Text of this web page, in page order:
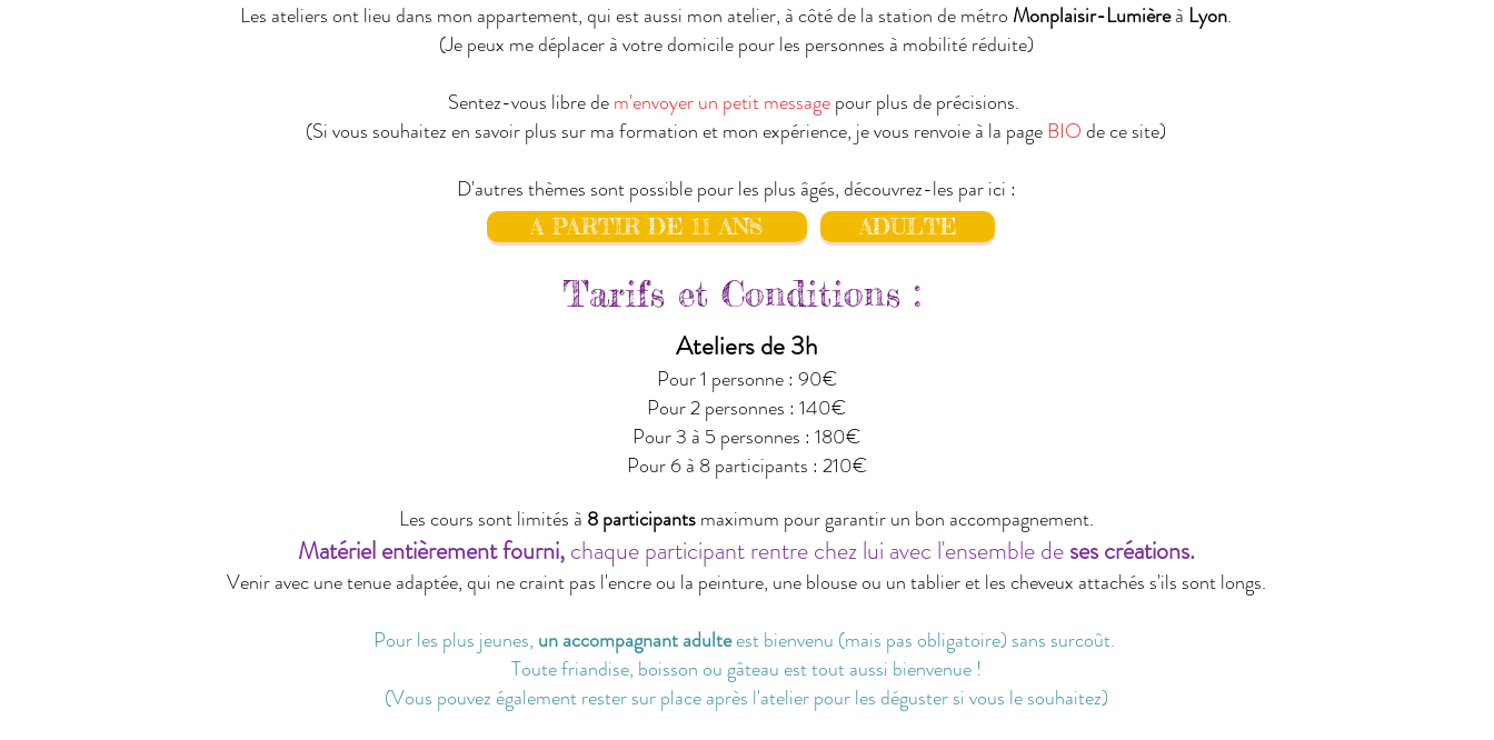
Les ateliers ont lieu dans mon appartement, qui est aussi mon atelier, à côté de la station de métro Monplaisir-Lumièreà Lyon.
(Je peux me déplacer à votre domicile pour les personnes à mobilité réduite)
Sentez-vous libre dem'envoyer un petit messagepour plus de précisions.
(Si vous souhaitez en savoir plus sur ma formation et mon expérience, je vous renvoie à la page BIOde ce site)
D'autres thèmes sont possible pour les plus âgés, découvrez-les par ici :
A PARTIR DE 11 ANS ADULTE
Tarifs et Conditions :
Ateliers de 3h
Pour 1 personne : 90€
Pour 2 personnes : 140€
Pour 3 à 5 personnes : 180€
Pour 6 à 8participants : 210€
Les cours sont limités à 8participantsmaximum pour garantir un bon accompagnement.
Matériel entièrement fourni,chaque participant rentre chez lui avec l'ensemble deses créations.
Venir avec une tenue adaptée, qui ne craint pas l'encre ou la peinture, une blouse ou un tablier et les cheveux attachés s'ils sont longs.
Pour les plus jeunes, un accompagnant adulteest bienvenu (mais pas obligatoire) sans surcoût.
Toute friandise, boisson ou gâteau est tout aussi bienvenue !
(Vous pouvez également rester sur place après l'atelier pour les déguster si vous le souhaitez)